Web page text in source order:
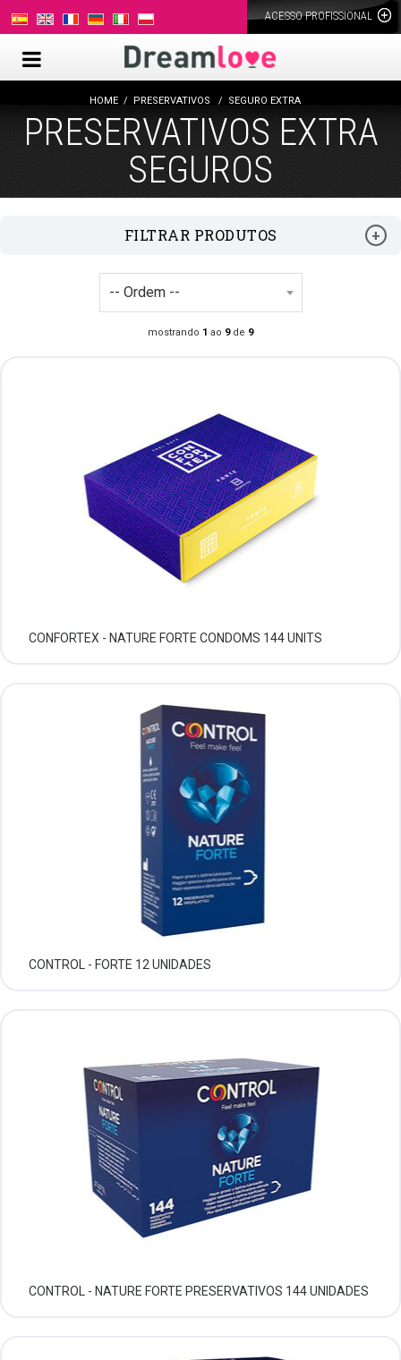
ACESSO PROFISSIONAL
HOME PRESERVATIVOS SEGURO EXTRA
PRESERVATIVOS EXTRA
SEGUROS
FILTRAR PRODUTOS
mostrando 1 ao 9de 9
CONFORTEX - NATURE FORTE CONDOMS 144 UNITS
CONTROL - FORTE 12 UNIDADES
CONTROL - NATURE FORTE PRESERVATIVOS 144 UNIDADES